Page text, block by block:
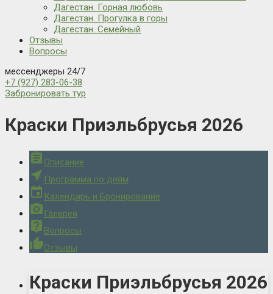
Дагестан. Горная любовь
Дагестан. Прогулка в горы
Дагестан. Семейный
Отзывы
Вопросы
мессенджеры 24/7
+7 (927) 283-06-38
Забронировать тур
Краски Приэльбрусья 2026
assignment Описание
near_me Программа по дням
event Календарь и Бронирование
camera_alt Галерея
live_help Вопросы
thumb_upОтзывы
Краски Приэльбрусья 2026